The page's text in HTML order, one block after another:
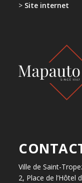
> Site internet
Ville de Saint-
2, Place de l’Hôtel